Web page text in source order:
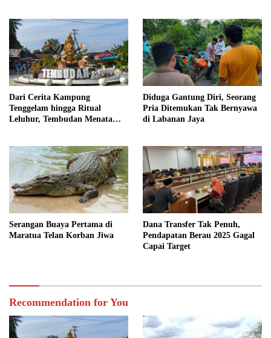
Dari Cerita Kampung
Tenggelam hingga Ritual
Leluhur, Tembudan Menata
Diduga Gantung Diri, Seorang
Pria Ditemukan Tak Bernyawa
di Labanan Jaya
Serangan Buaya Pertama di
Maratua Telan Korban Jiwa
Dana Transfer Tak Penuh,
Pendapatan Berau 2025 Gagal
Capai Target
Recommendation for You